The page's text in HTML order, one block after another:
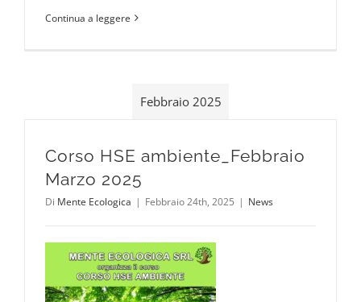
Continua a leggere
Febbraio 2025
Corso HSE ambiente_Febbraio
Marzo 2025
Di Mente Ecologica | Febbraio 24th, 2025 | News